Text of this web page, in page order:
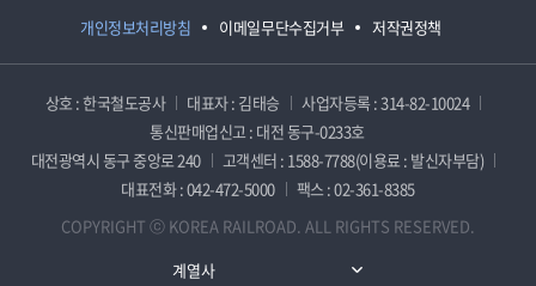
개인정보처리방침 이메일무단수집거부 저작권정책
상호 : 한국철도공사 대표자 : 김태승
사업자등록 : 314-82-10024
통신판매업신고 : 대전 동구-0233호
대전광역시 동구 중앙로 240
고객센터 : 1588-7788(이용료 : 발신자부담)
대표전화 : 042-472-5000
팩스 : 02-361-8385
COPYRIGHT ⓒ KOREA RAILROAD. ALL RIGHTS RESERVED.
계열사